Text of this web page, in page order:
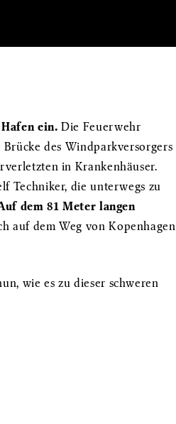
ein. Die Feuerwehr
des Windparkversorgers
in Krankenhäuser.
Techniker, die unterwegs zu
dem 81 Meter langen
auf dem Weg von Kopenhagen
wie es zu dieser schweren